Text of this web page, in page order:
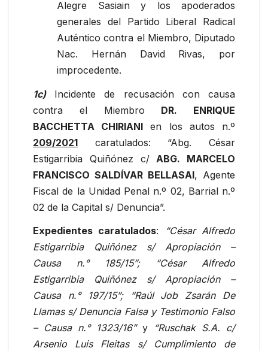
Alegre Sasiain y los apoderados
generales del Partido Liberal Radical
Auténtico contra el Miembro, Diputado
Nac. Hernán David Rivas, por
improcedente.
1c)Incidente de recusación con causa
contra el Miembro DR. ENRIQUE
BACCHETTA CHIRIANI en los autos n.º
209/2021 caratulados: “Abg. César
Estigarribia Quiñónez c/ ABG. MARCELO
FRANCISCO SALDÍVAR BELLASAI, Agente
Fiscal de la Unidad Penal n.º 02, Barrial n.º
02 de la Capital s/ Denuncia”.
Expedientes caratulados:
“César Alfredo
Estigarribia Quiñónez s/ Apropiación –
Causa n.° 185/15”; “César Alfredo
Estigarribia Quiñónez s/ Apropiación –
Causa n.° 197/15”; “Raúl Job Zsarán De
Llamas s/ Denuncia Falsa y Testimonio Falso
– Causa n.° 1323/16”y
“Ruschak S.A. c/
Arsenio Luis Fleitas s/ Cumplimiento de